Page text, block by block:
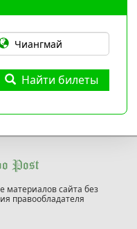
Найти билеты
Post
сайта без
правообладателя